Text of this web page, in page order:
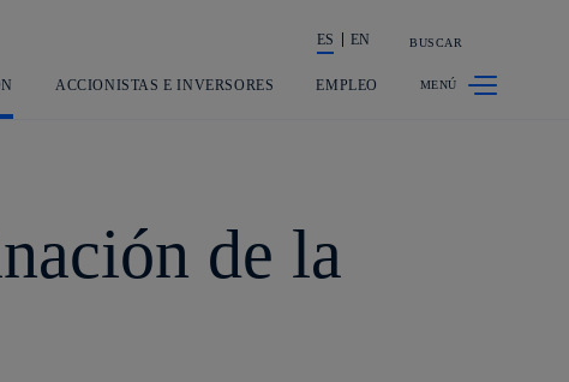
La acción en accionistas e inversores
ES EN BUSCAR
ACCIONISTAS E INVERSORES EMPLEO
de la